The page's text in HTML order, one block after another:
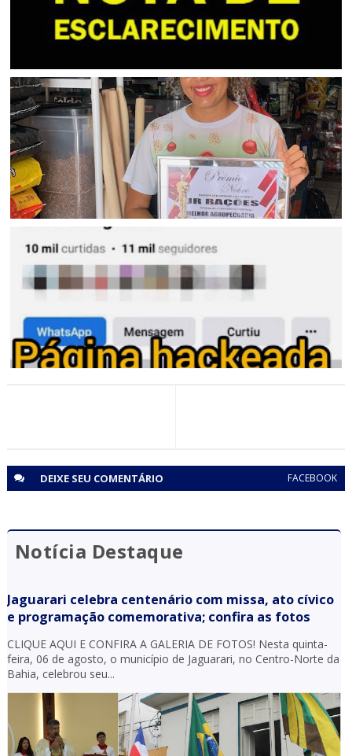
PETROLINA
Nota de esclarecimento
Jaguarari: Confira os vencedores do Prêmio Nobre 2024
DEIXE SEU COMENTÁRIO FACEBOOK
Notícia Destaque
Jaguarari celebra centenário com missa, ato cívico
e programação comemorativa; confira as fotos
CLIQUE AQUI E CONFIRA A GALERIA DE FOTOS! Nesta quinta-
feira, 06 de agosto, o município de Jaguarari, no Centro-Norte da
Bahia, celebrou seu...